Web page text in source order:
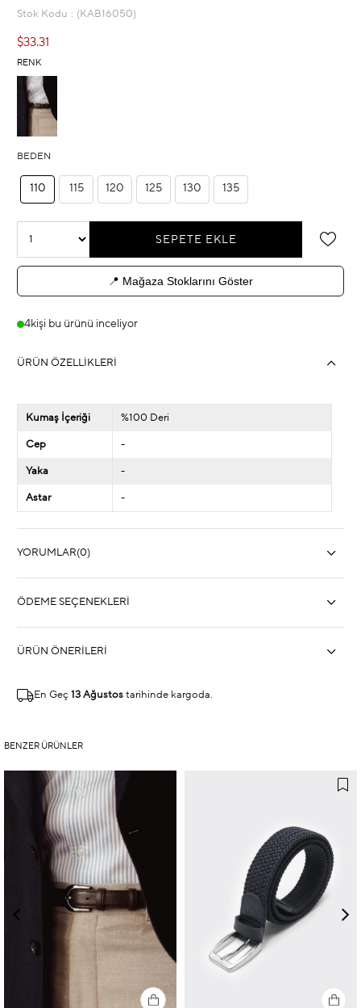
Stok Kodu (KAB16050)
$33.31
RENK
BEDEN
110 115 120 125 130 135
📍 Mağaza Stoklarını Göster
4kişi bu ürünü inceliyor
ÜRÜN ÖZELLIKLERI
Kumaş İçeriği %100 Deri
Cep -
Yaka -
Astar -
YORUMLAR(0)
ÖDEME SEÇENEKLERI
ÜRÜN ÖNERILERI
En Geç 13 Ağustos tarihinde kargoda.
BENZER ÜRÜNLER